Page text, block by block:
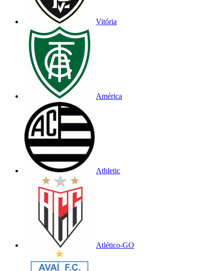
Vitória
América
Athletic
Atlético-GO